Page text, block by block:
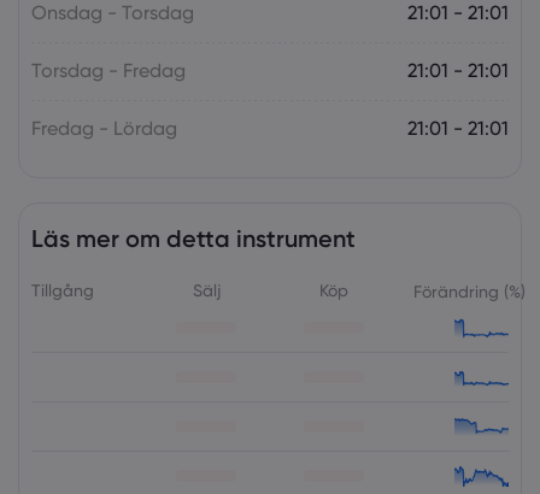
Onsdag - Torsdag 21:01 - 21:01
Torsdag - Fredag 21:01 - 21:01
Fredag - Lördag 21:01 - 21:01
Läs mer om detta instrument
Tillgång Sälj Köp Förändring (%)